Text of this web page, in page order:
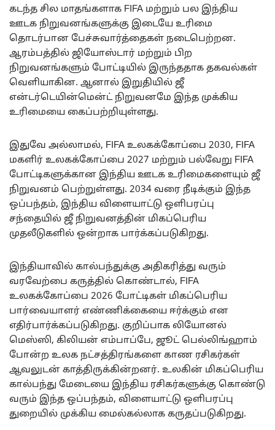
கடந்த சில மாதங்களாக FIFA மற்றும் பல இந்திய
ஊடக நிறுவனங்களுக்கு இடையே உரிமை
தொடர்பான பேச்சுவார்த்தைகள் நடைபெற்றன.
ஆரம்பத்தில் ஜியோஸ்டார் மற்றும் பிற
நிறுவனங்களும் போட்டியில் இருந்ததாக தகவல்கள்
வெளியாகின. ஆனால் இறுதியில் ஜீ
என்டர்டெயின்மென்ட் நிறுவனமே இந்த முக்கிய
உரிமையை கைப்பற்றியுள்ளது.
இதுவே அல்லாமல், FIFA உலகக்கோப்பை 2030, FIFA
மகளிர் உலகக்கோப்பை 2027 மற்றும் பல்வேறு FIFA
போட்டிகளுக்கான இந்திய ஊடக உரிமைகளையும் ஜீ
நிறுவனம் பெற்றுள்ளது. 2034 வரை நீடிக்கும் இந்த
ஒப்பந்தம், இந்திய விளையாட்டு ஒளிபரப்பு
சந்தையில் ஜீ நிறுவனத்தின் மிகப்பெரிய
முதலீடுகளில் ஒன்றாக பார்க்கப்படுகிறது.
இந்தியாவில் கால்பந்துக்கு அதிகரித்து வரும்
வரவேற்பை கருத்தில் கொண்டால், FIFA
உலகக்கோப்பை 2026 போட்டிகள் மிகப்பெரிய
பார்வையாளர் எண்ணிக்கையை ஈர்க்கும் என
எதிர்பார்க்கப்படுகிறது. குறிப்பாக லியோனல்
மெஸ்ஸி, கிலியன் எம்பாப்பே, ஜூட் பெல்லிங்ஹாம்
போன்ற உலக நட்சத்திரங்களை காண ரசிகர்கள்
ஆவலுடன் காத்திருக்கின்றனர். உலகின் மிகப்பெரிய
கால்பந்து மேடையை இந்திய ரசிகர்களுக்கு கொண்டு
வரும் இந்த ஒப்பந்தம், விளையாட்டு ஒளிபரப்பு
துறையில் முக்கிய மைல்கல்லாக கருதப்படுகிறது.